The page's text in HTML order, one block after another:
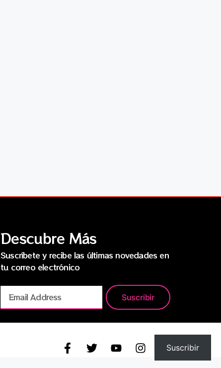
Descubre Más
Suscríbete y recibe las últimas novedades en
tu correo electrónico
Suscribir
Suscribir